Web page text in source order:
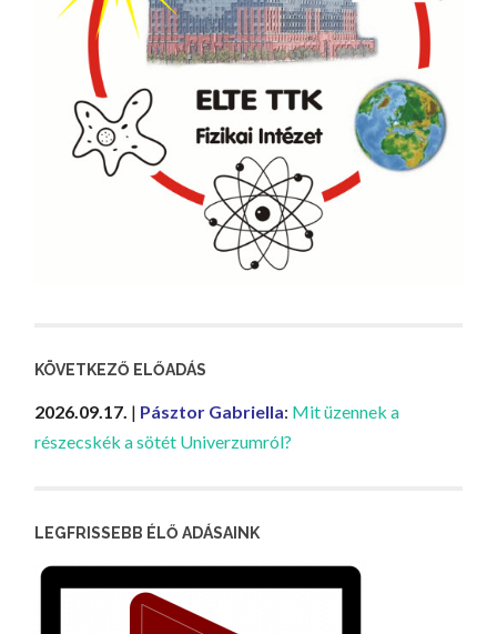
KÖVETKEZŐ ELŐADÁS
2026.09.17. | Pásztor Gabriella: Mit üzennek a
részecskék a sötét Univerzumról?
LEGFRISSEBB ÉLŐ ADÁSAINK